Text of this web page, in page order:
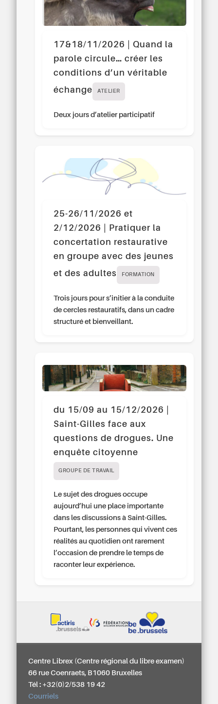
17&18/11/2026 | Quand la
parole circule… créer les
conditions d’un véritable
échange
ATELIER
Deux jours d’atelier participatif
25-26/11/2026 et
2/12/2026 | Pratiquer la
concertation restaurative
en groupe avec des jeunes
et des adultes
FORMATION
Trois jours pour s’initier à la conduite
de cercles restauratifs, dans un cadre
structuré et bienveillant.
du 15/09 au 15/12/2026 |
Saint-Gilles face aux
questions de drogues. Une
enquête citoyenne
GROUPE DE TRAVAIL
Le sujet des drogues occupe
aujourd’hui une place importante
dans les discussions à Saint-Gilles.
Pourtant, les personnes qui vivent ces
réalités au quotidien ont rarement
l’occasion de prendre le temps de
raconter leur expérience.
Centre Librex (Centre régional du libre examen)
66 rue Coenraets, B1060 Bruxelles
Tél : +32(0)2/538 19 42
Courriels